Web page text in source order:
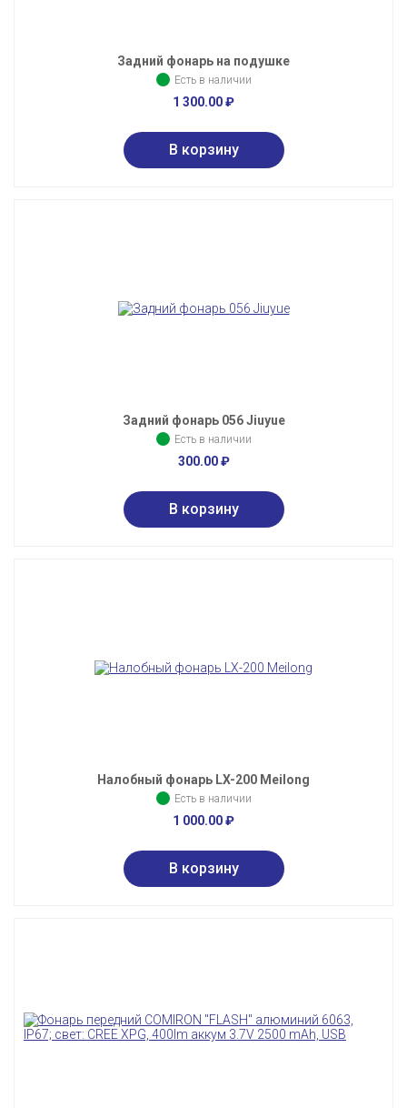
Задний фонарь на подушке
Есть в наличии
1 300.00₽
Задний фонарь 056 Jiuyue
Есть в наличии
300.00₽
Налобный фонарь LX-200 Meilong
Есть в наличии
1 000.00₽